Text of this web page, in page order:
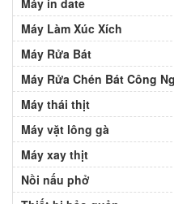
Máy Làm Xúc Xích
Máy Rửa Bát
Máy Rửa Chén Bát Công
Máy thái thịt
Máy vặt lông gà
Máy xay thịt
Nồi nấu phở